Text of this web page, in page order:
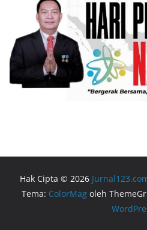
Hak Cipta © 2026
Tema: ColorMag oleh